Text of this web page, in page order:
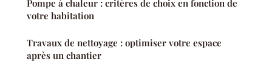
Pompe à chaleur : critères de choix en fonction de
votre habitation
Travaux de nettoyage : optimiser votre espace
après un chantier